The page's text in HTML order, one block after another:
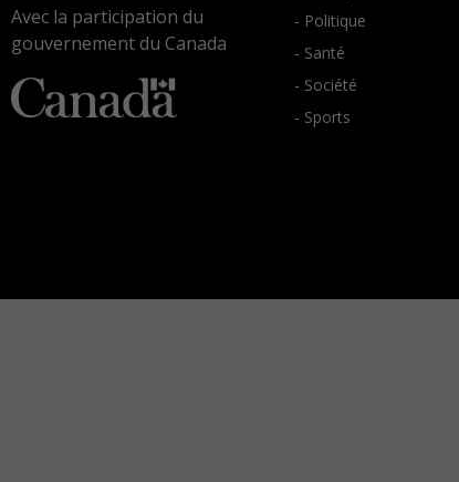
Avec la participation du
gouvernement du Canada
- Politique
- Santé
- Société
- Sports